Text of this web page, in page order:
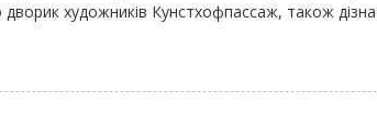
художників Кунстхофпассаж, також